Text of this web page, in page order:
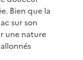
Bien que la
sur son
une nature